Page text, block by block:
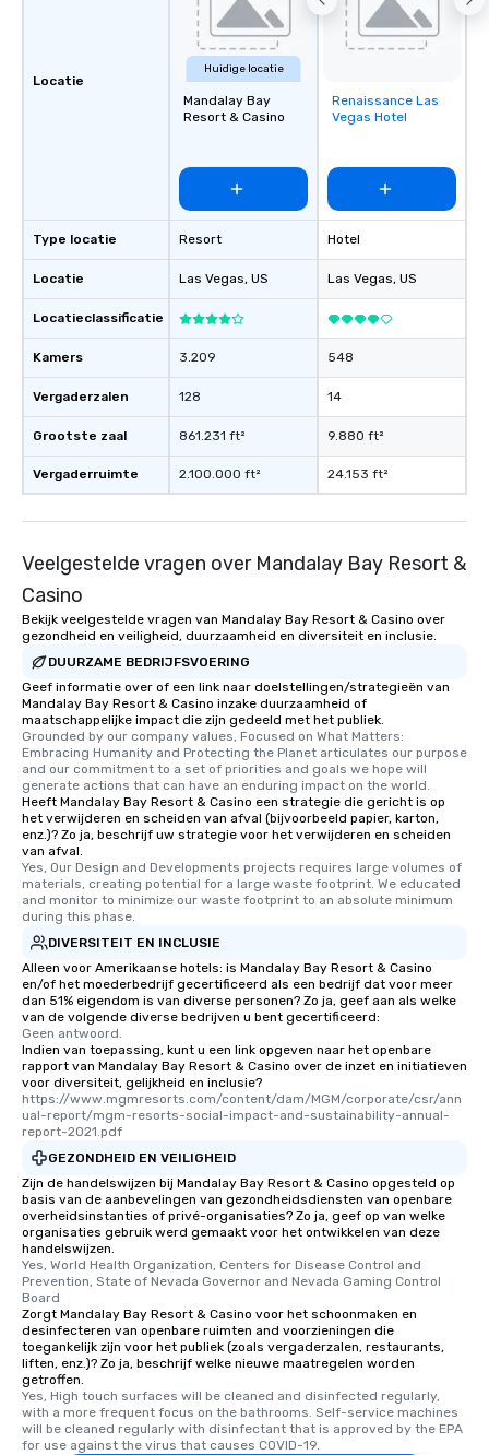
Locatie
Type locatie
Locatie
Locatieclassificatie
Kamers
Vergaderzalen
Grootste zaal
Vergaderruimte
Huidige locatie
Mandalay Bay
Resort & Casino
Resort
Las Vegas, US
3.209
128
861.231 ft²
2.100.000 ft²
Removed from
favorites
Renaissance Las
Vegas Hotel
Hotel
Las Vegas, US
548
14
9.880 ft²
24.153 ft²
Veelgestelde vragen over Mandalay Bay Resort &
Casino
Bekijk veelgestelde vragen van Mandalay Bay Resort & Casino over
gezondheid en veiligheid, duurzaamheid en diversiteit en inclusie.
DUURZAME BEDRIJFSVOERING
Geef informatie over of een link naar doelstellingen/strategieën van
Mandalay Bay Resort & Casino inzake duurzaamheid of
maatschappelijke impact die zijn gedeeld met het publiek.
Grounded by our company values, Focused on What Matters:
Embracing Humanity and Protecting the Planet articulates our purpose
and our commitment to a set of priorities and goals we hope will
generate actions that can have an enduring impact on the world.
Heeft Mandalay Bay Resort & Casino een strategie die gericht is op
het verwijderen en scheiden van afval (bijvoorbeeld papier, karton,
enz.)? Zo ja, beschrijf uw strategie voor het verwijderen en scheiden
van afval.
Yes, Our Design and Developments projects requires large volumes of
materials, creating potential for a large waste footprint. We educated
and monitor to minimize our waste footprint to an absolute minimum
during this phase.
DIVERSITEIT EN INCLUSIE
Alleen voor Amerikaanse hotels: is Mandalay Bay Resort & Casino
en/of het moederbedrijf gecertificeerd als een bedrijf dat voor meer
dan 51% eigendom is van diverse personen? Zo ja, geef aan als welke
van de volgende diverse bedrijven u bent gecertificeerd:
Geen antwoord.
Indien van toepassing, kunt u een link opgeven naar het openbare
rapport van Mandalay Bay Resort & Casino over de inzet en initiatieven
voor diversiteit, gelijkheid en inclusie?
https://www.mgmresorts.com/content/dam/MGM/corporate/csr/ann
ual-report/mgm-resorts-social-impact-and-sustainability-annual-
report-2021.pdf
GEZONDHEID EN VEILIGHEID
Zijn de handelswijzen bij Mandalay Bay Resort & Casino opgesteld op
basis van de aanbevelingen van gezondheidsdiensten van openbare
overheidsinstanties of privé-organisaties? Zo ja, geef op van welke
organisaties gebruik werd gemaakt voor het ontwikkelen van deze
handelswijzen.
Yes, World Health Organization, Centers for Disease Control and
Prevention, State of Nevada Governor and Nevada Gaming Control
Board
Zorgt Mandalay Bay Resort & Casino voor het schoonmaken en
desinfecteren van openbare ruimten and voorzieningen die
toegankelijk zijn voor het publiek (zoals vergaderzalen, restaurants,
liften, enz.)? Zo ja, beschrijf welke nieuwe maatregelen worden
getroffen.
Yes, High touch surfaces will be cleaned and disinfected regularly,
with a more frequent focus on the bathrooms. Self-service machines
will be cleaned regularly with disinfectant that is approved by the EPA
for use against the virus that causes COVID-19.